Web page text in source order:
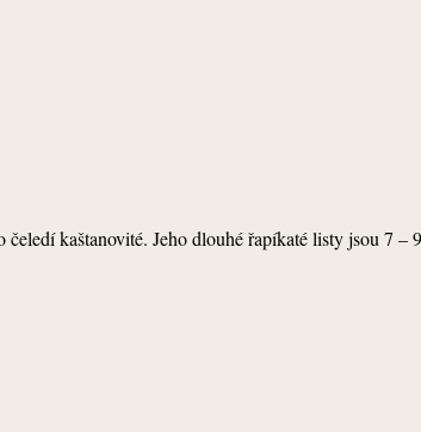
kaštanovité. Jeho dlouhé řapíkaté listy jsou 7